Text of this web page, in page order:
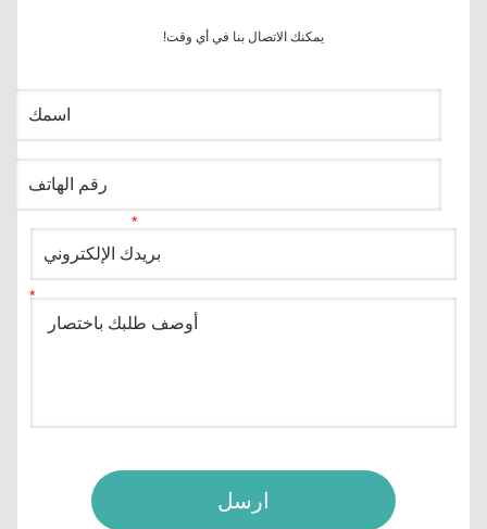
يمكنك الاتصال بنا في أي وقت!
ارسل